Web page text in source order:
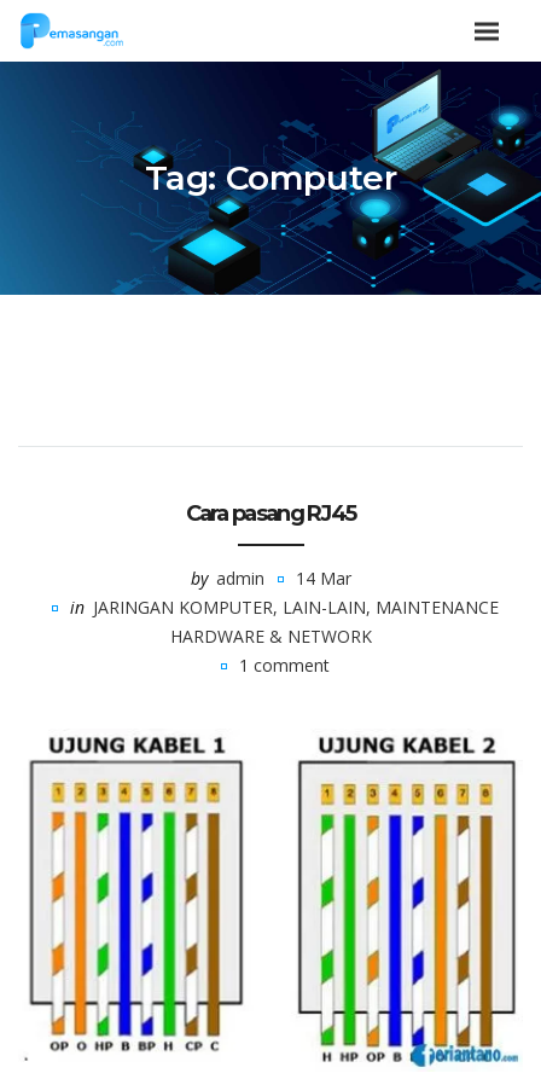
Tag:Computer
Cara pasang RJ45
by admin
14 Mar
in JARINGAN KOMPUTER, LAIN-LAIN, MAINTENANCE
HARDWARE & NETWORK
1 comment